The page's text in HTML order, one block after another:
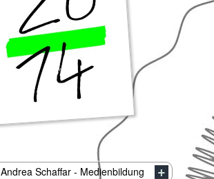
Andrea Schaffar - Medienbildung